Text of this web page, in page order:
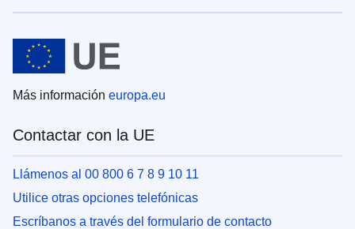
Más información europa.eu
Contactar con la UE
Llámenos al 00 800 6 7 8 9 10 11
Utilice otras opciones telefónicas
Escríbanos a través del formulario de contacto